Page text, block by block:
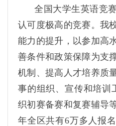
全国大学生英语竞赛
认可度极高的竞赛。我
能力的提升，以参加高
善条件和政策保障为支
机制、提高人才培养质
事的组织、宣传和培训
织初赛备赛和复赛辅导
年全区共有6万多人报